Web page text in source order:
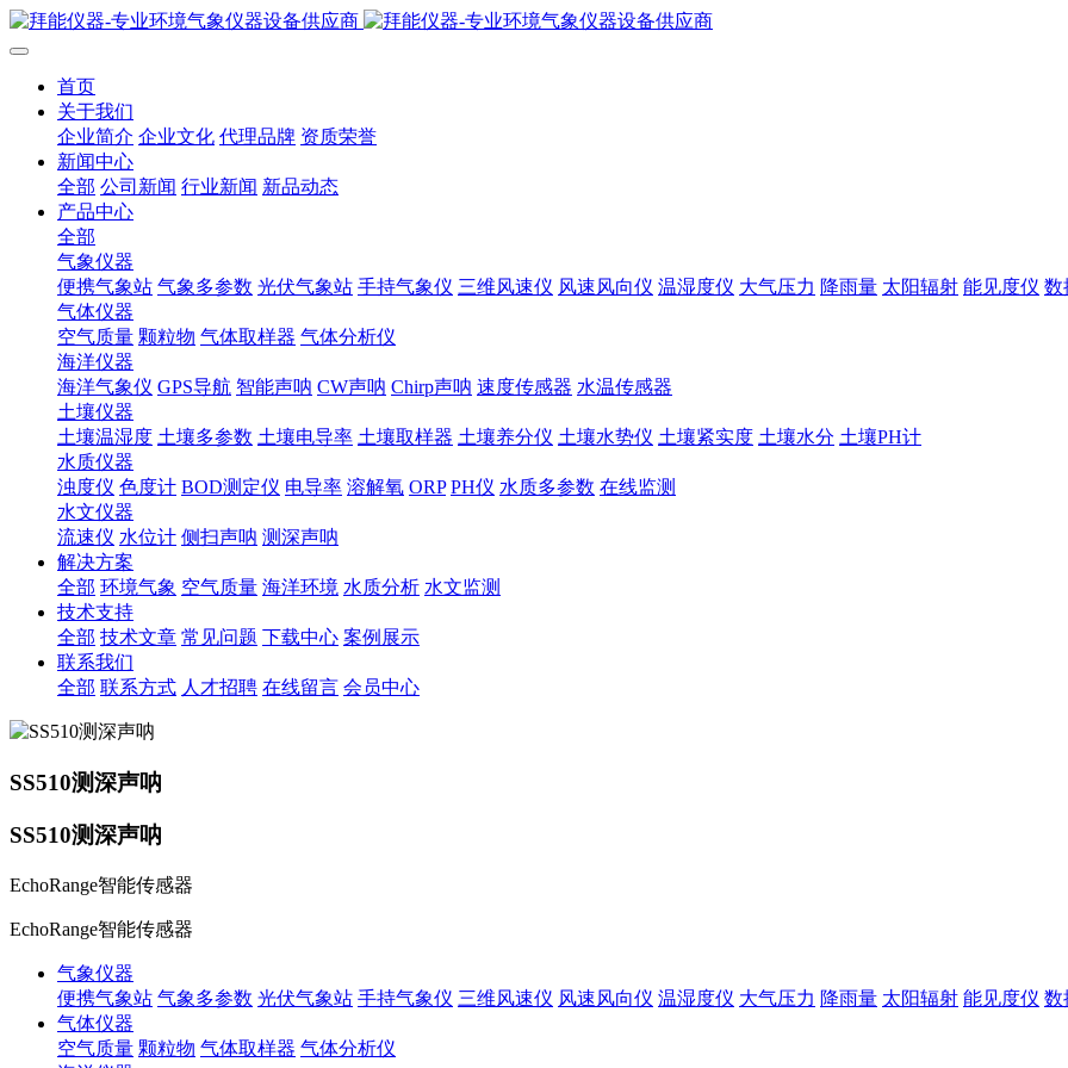
首页
关于我们
企业简介 企业文化 代理品牌 资质荣誉
新闻中心
全部 公司新闻 行业新闻 新品动态
产品中心
全部
气象仪器
便携气象站 气象多参数 光伏气象站 手持气象仪 三维风速仪 风速风向仪 温湿度仪 大气压力 降雨量 太阳辐射 能见度仪 数
气体仪器
空气质量 颗粒物 气体取样器 气体分析仪
海洋仪器
海洋气象仪 GPS导航 智能声呐 CW声呐 Chirp声呐 速度传感器 水温传感器
土壤仪器
土壤温湿度 土壤多参数 土壤电导率 土壤取样器 土壤养分仪 土壤水势仪 土壤紧实度 土壤水分 土壤PH计
水质仪器
浊度仪 色度计 BOD测定仪 电导率 溶解氧 ORP PH仪 水质多参数 在线监测
水文仪器
流速仪 水位计 侧扫声呐 测深声呐
解决方案
全部 环境气象 空气质量 海洋环境 水质分析 水文监测
技术支持
全部 技术文章 常见问题 下载中心 案例展示
联系我们
全部 联系方式 人才招聘 在线留言 会员中心
SS510测深声呐
SS510测深声呐
EchoRange智能传感器
EchoRange智能传感器
气象仪器
便携气象站 气象多参数 光伏气象站 手持气象仪 三维风速仪 风速风向仪 温湿度仪 大气压力 降雨量 太阳辐射 能见度仪 数
气体仪器
空气质量 颗粒物 气体取样器 气体分析仪